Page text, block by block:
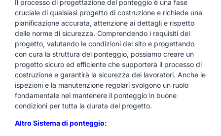
Il processo di progettazione del ponteggio è una fase
cruciale di qualsiasi progetto di costruzione e richiede una
pianificazione accurata, attenzione ai dettagli e rispetto
delle norme di sicurezza. Comprendendo i requisiti del
progetto, valutando le condizioni del sito e progettando
con cura la struttura del ponteggio, possiamo creare un
progetto sicuro ed efficiente che supporterà il processo di
costruzione e garantirà la sicurezza dei lavoratori. Anche le
ispezioni e la manutenzione regolari svolgono un ruolo
fondamentale nel mantenere il ponteggio in buone
condizioni per tutta la durata del progetto.
Altro Sistema di ponteggio: